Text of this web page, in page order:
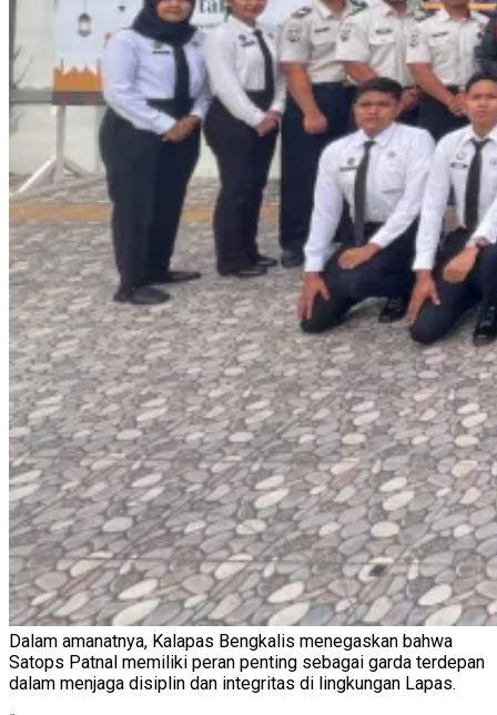
Dalam amanatnya, Kalapas Bengkalis menegaskan bahwa
Satops Patnal memiliki peran penting sebagai garda terdepan
dalam menjaga disiplin dan integritas di lingkungan Lapas.